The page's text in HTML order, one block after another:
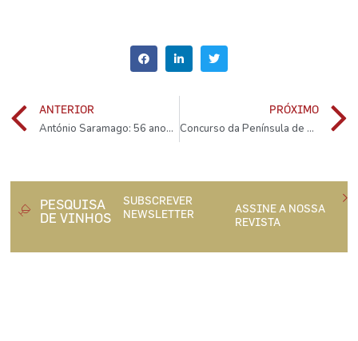
ANTERIOR
António Saramago: 56 anos de Castelão
PRÓXIMO
Concurso da Península de Setúbal distinguiu melhores vinhos
PESQUISA
DE VINHOS
SUBSCREVER
NEWSLETTER
ASSINE A NOSSA
REVISTA